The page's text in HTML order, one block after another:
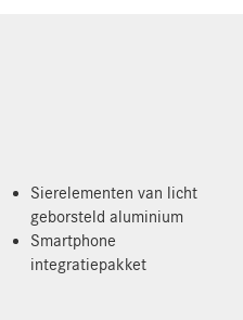
Sierelementen van licht
geborsteld aluminium
Smartphone
integratiepakket